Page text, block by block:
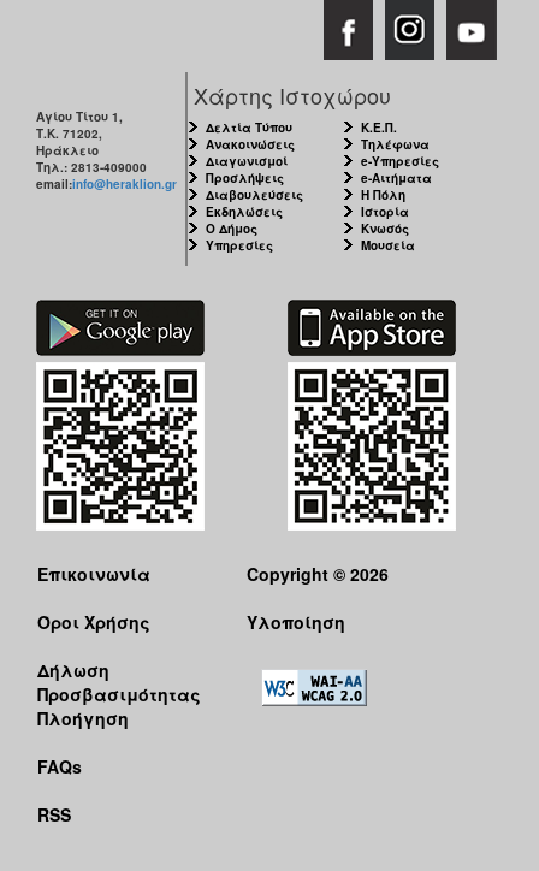
Αγίου Τίτου 1,
Τ.Κ. 71202,
Ηράκλειο
Τηλ.: 2813-409000
email:info@heraklion.gr
Χάρτης Ιστοχώρου
Δελτία Τύπου
Ανακοινώσεις
Διαγωνισμοί
Προσλήψεις
Διαβουλεύσεις
Εκδηλώσεις
Ο Δήμος
Υπηρεσίες
Κ.Ε.Π.
Τηλέφωνα
e-Υπηρεσίες
e-Αιτήματα
Η Πόλη
Ιστορία
Κνωσός
Μουσεία
Επικοινωνία
Όροι Χρήσης
Δήλωση
Προσβασιμότητας
Πλοήγηση
FAQs
RSS
Copyright © 2026
Υλοποίηση